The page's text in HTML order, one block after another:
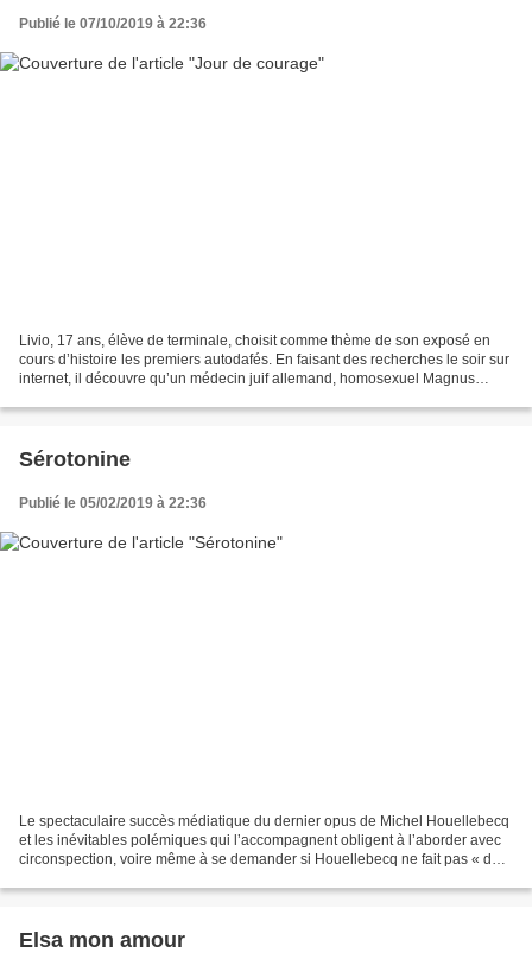
Publié le 07/10/2019 à 22:36
Livio, 17 ans, élève de terminale, choisit comme thème de son exposé en
cours d’histoire les premiers autodafés. En faisant des recherches le soir sur
internet, il découvre qu’un médecin juif allemand, homosexuel Magnus
Sérotonine
Publié le 05/02/2019 à 22:36
Le spectaculaire succès médiatique du dernier opus de Michel Houellebecq
et les inévitables polémiques qui l’accompagnent obligent à l’aborder avec
circonspection, voire même à se demander si Houellebecq ne fait pas « du
Elsa mon amour